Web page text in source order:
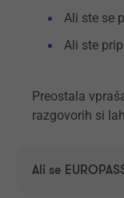
Ali ste se
Ali ste
Preostala
razgovorih si
Ali se